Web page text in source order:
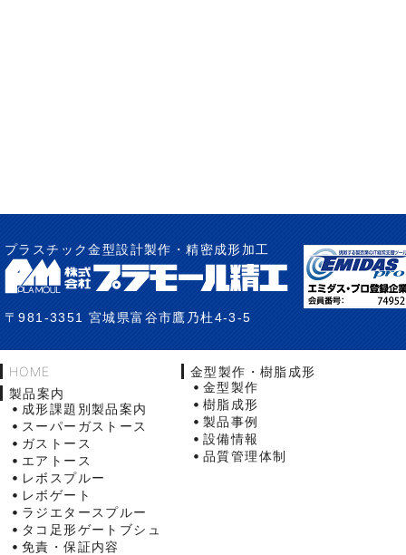
プラスチック金型設計製作・精密成形加工
〒981-3351 宮城県富谷市鷹乃杜4-3-5
HOME
製品案内
成形課題別製品案内
スーパーガストース
ガストース
エアトース
レボスプルー
レボゲート
ラジエタースプルー
タコ足形ゲートブシュ
免責・保証内容
金型製作・樹脂成形
金型製作
樹脂成形
製品事例
設備情報
品質管理体制